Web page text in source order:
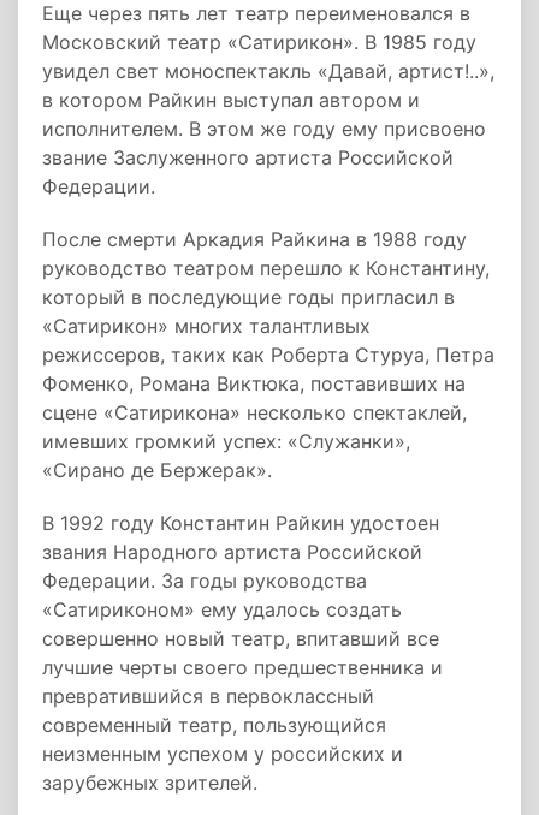
Еще через пять лет театр переименовался в
Московский театр «Сатирикон». В 1985 году
увидел свет моноспектакль «Давай, артист!..»,
в котором Райкин выступал автором и
исполнителем. В этом же году ему присвоено
звание Заслуженного артиста Российской
Федерации.
После смерти Аркадия Райкина в 1988 году
руководство театром перешло к Константину,
который в последующие годы пригласил в
«Сатирикон» многих талантливых
режиссеров, таких как Роберта Стуруа, Петра
Фоменко, Романа Виктюка, поставивших на
сцене «Сатирикона» несколько спектаклей,
имевших громкий успех: «Служанки»,
«Сирано де Бержерак».
В 1992 году Константин Райкин удостоен
звания Народного артиста Российской
Федерации. За годы руководства
«Сатириконом» ему удалось создать
совершенно новый театр, впитавший все
лучшие черты своего предшественника и
превратившийся в первоклассный
современный театр, пользующийся
неизменным успехом у российских и
зарубежных зрителей.